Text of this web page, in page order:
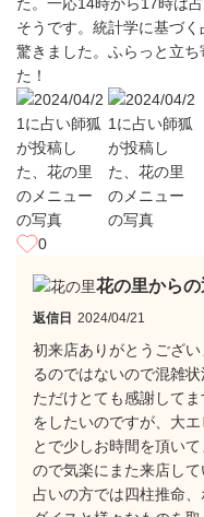
そうです。統計学に基づ
驚きました。ふらっと立
た！
0
花の里から
返信日 2024/04/21
初来店ありがとうござ
るのではないので混雑
ただけとても感謝して
をしたいのですが、大
とで少しお時間を頂い
ので気楽にまた来店して
占いの方では四柱推命